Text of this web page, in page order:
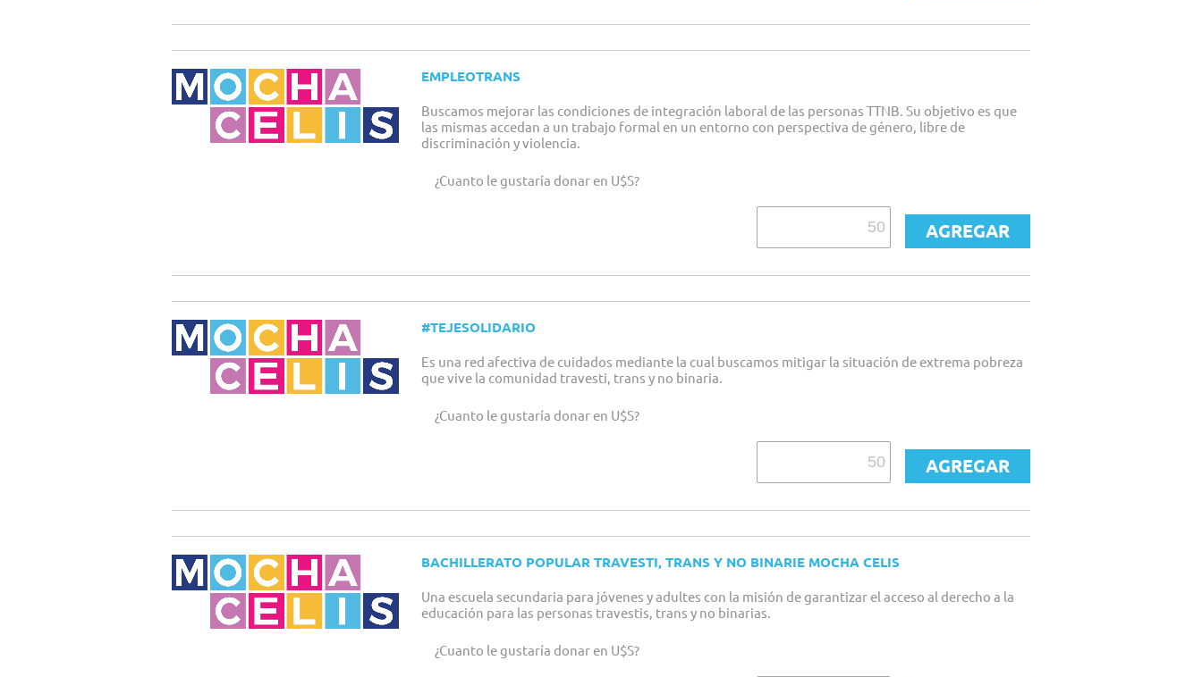
EMPLEOTRANS
Buscamos mejorar las condiciones de integración laboral de las personas TTNB. Su objetivo es que
las mismas accedan a un trabajo formal en un entorno con perspectiva de género, libre de
discriminación y violencia.
¿Cuanto le gustaría donar en U$S?
#TEJESOLIDARIO
Es una red afectiva de cuidados mediante la cual buscamos mitigar la situación de extrema pobreza
que vive la comunidad travesti, trans y no binaria.
¿Cuanto le gustaría donar en U$S?
BACHILLERATO POPULAR TRAVESTI, TRANS Y NO BINARIE MOCHA CELIS
Una escuela secundaria para jóvenes y adultes con la misión de garantizar el acceso al derecho a la
educación para las personas travestis, trans y no binarias.
¿Cuanto le gustaría donar en U$S?